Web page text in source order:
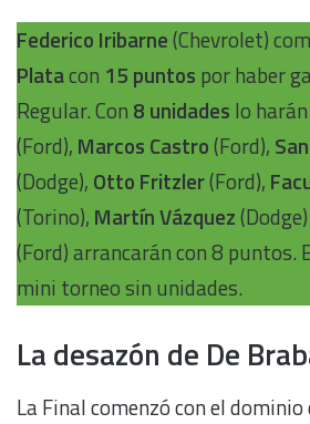
Federico Iribarne(Chevrolet)
Platacon 15 puntos por haber
Regular. Con 8 unidades lo harán
(Ford), Marcos Castro(Ford),
(Dodge), Otto Fritzler(Ford),
(Torino), Martín Vázquez
(Ford) arrancarán con 8 puntos.
mini torneo sin unidades.
La desazón de De
La Final comenzó con el dominio